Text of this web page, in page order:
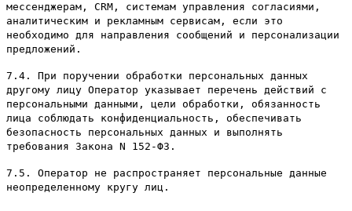
мессенджерам, CRM, системам управления согласиями,
аналитическим и рекламным сервисам, если это
необходимо для направления сообщений и персонализации
предложений.
7.4. При поручении обработки персональных данных
другому лицу Оператор указывает перечень действий с
персональными данными, цели обработки, обязанность
лица соблюдать конфиденциальность, обеспечивать
безопасность персональных данных и выполнять
требования Закона N 152-ФЗ.
7.5. Оператор не распространяет персональные данные
неопределенному кругу лиц.